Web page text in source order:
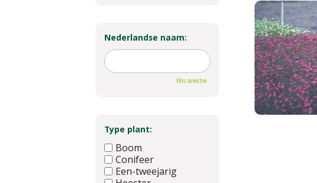
Nederlandse naam:
Wis selectie
Type plant:
Boom
Conifeer
Een-tweejarig